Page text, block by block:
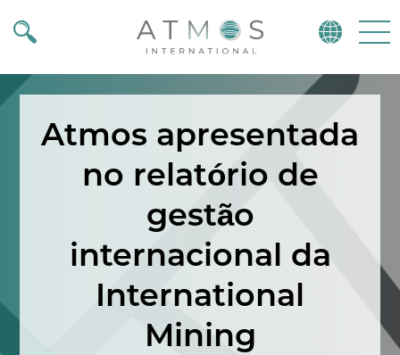
Atmos
Atmos apresentada
no relatório de
gestão
internacional da
International
Mining